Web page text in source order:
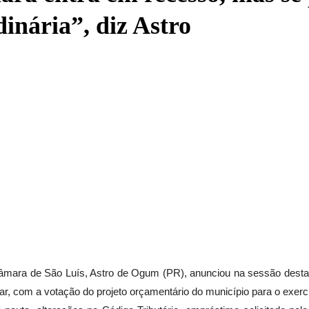
diz Astro
de São Luís, Astro de Ogum (PR), anunciou na sessão
com a votação do projeto orçamentário do município para o